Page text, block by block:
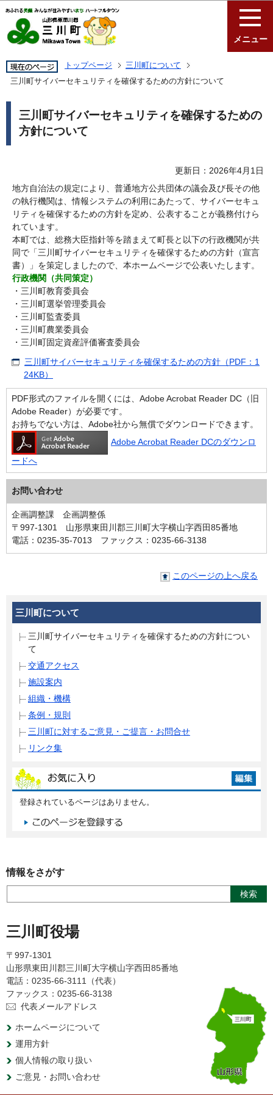
メニュー
トップページ
三川町について
三川町サイバーセキュリティを確保するための方針について
三川町サイバーセキュリティを確保するための
方針について
更新日：2026年4月1日
地方自治法の規定により、普通地方公共団体の議会及び長その他
の執行機関は、情報システムの利用にあたって、サイバーセキュ
リティを確保するための方針を定め、公表することが義務付けら
れています。
本町では、総務大臣指針等を踏まえて町長と以下の行政機関が共
同で「三川町サイバーセキュリティを確保するための方針（宣言
書）」を策定しましたので、本ホームページで公表いたします。
行政機関（共同策定）
・三川町教育委員会
・三川町選挙管理委員会
・三川町監査委員
・三川町農業委員会
・三川町固定資産評価審査委員会
三川町サイバーセキュリティを確保するための方針（PDF：1
24KB）
PDF形式のファイルを開くには、Adobe Acrobat Reader DC（旧
Adobe Reader）が必要です。
お持ちでない方は、Adobe社から無償でダウンロードできます。
Adobe Acrobat Reader DCのダウンロ
ードへ
お問い合わせ
企画調整課 企画調整係
〒997-1301 山形県東田川郡三川町大字横山字西田85番地
電話：0235-35-7013 ファックス：0235-66-3138
このページの上へ戻る
三川町について
三川町サイバーセキュリティを確保するための方針につい
て
交通アクセス
施設案内
組織・機構
条例・規則
三川町に対するご意見・ご提言・お問合せ
リンク集
登録されているページはありません。
情報をさがす
三川町役場
〒997-1301
山形県東田川郡三川町大字横山字西田85番地
電話：0235-66-3111（代表）
ファックス：0235-66-3138
代表メールアドレス
ホームページについて
運用方針
個人情報の取り扱い
ご意見・お問い合わせ